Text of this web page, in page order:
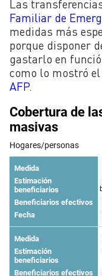
Las
Familiar de
medidas más
porque disponer
gastarlo en
como lo mostró el
AFP.